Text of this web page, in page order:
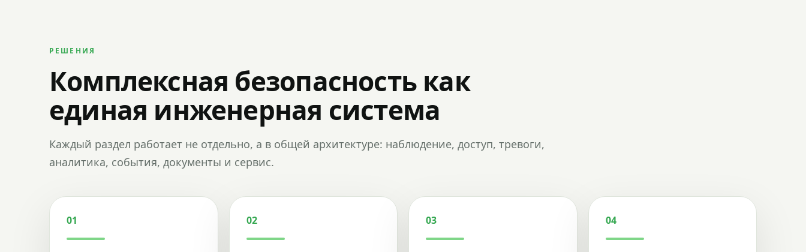
РЕШЕНИЯ
Комплексная безопасность как
единая инженерная система
Каждый раздел работает не отдельно, а в общей архитектуре: наблюдение, доступ, тревоги,
аналитика, события, документы и сервис.
01 02 03 04